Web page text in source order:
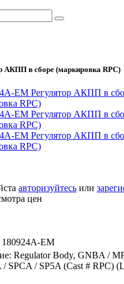
АКПП в сборе (маркировка RPC)
авторизуйтесь или
цен
180924A-EM
Regulator Body, GNBA /
SPCA / SP5A (Cast # RPC)